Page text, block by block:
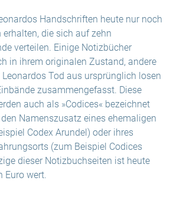
Handschriften heute nur noch
erhalten, die sich auf zehn
verteilen. Einige Notizbücher
in ihrem originalen Zustand, andere
Tod aus ursprünglich losen
zusammengefasst. Diese
auch als »Codices« bezeichnet
Namenszusatz eines ehemaligen
Codex Arundel) oder ihres
(zum Beispiel Codices
dieser Notizbuchseiten ist heute
Euro wert.